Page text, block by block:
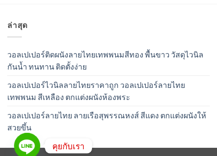
ล่าสุด
วอลเปเปอร์ติดผนังลายไทยเทพพนมสีทอง พื้นขาว วัสดุไวนิล
กันน้ำ ทนทาน ติดตั้งง่าย
วอลเปเปอร์ไวนิลลายไทยราคาถูก วอลเปเปอร์ลายไทย
เทพพนม สีเหลือง ตกแต่งผนังห้องพระ
วอลเปเปอร์ลายไทย ลายเรือสุพรรณหงส์ สีแดง ตกแต่งผนังให้
สวยขึ้น
คุยกับเรา